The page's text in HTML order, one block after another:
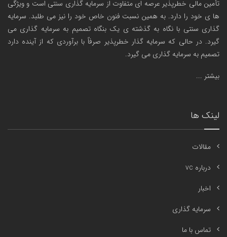
تأمین مالی خطرپذیر عرصه ای متفاوت از سرمایه گذاری سنتی است و ویژگی
ها ی خود را دارد. به همین نسبت فنون خاص خود را نیز می طلبد. سرمایه
گذاری سنتی با نگاه به گذشته ی یک بنگاه تصمیم به سرمایه گذاری می
گیرد. در حالی که سرمایه گذار خطرپذیر صرفاً با برآوردی که از آینده دارد
تصمیم به سرمایه گذاری می گیرد.
بیشتر ...
لینک ها
مقالات
درباره vc
اخبار
سرمایه گذاری
تماس با ما